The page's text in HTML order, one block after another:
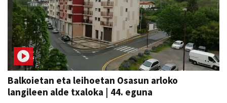
Balkoietan eta leihoetan Osasun arloko
langileen alde txaloka | 44. eguna